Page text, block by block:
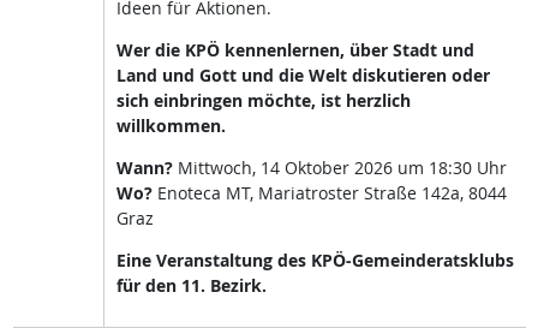
Ideen für Aktionen.
Wer die KPÖ kennenlernen, über Stadt und
Land und Gott und die Welt diskutieren oder
sich einbringen möchte, ist herzlich
willkommen.
Wann? Mittwoch, 14 Oktober 2026 um 18:30 Uhr
Wo? Enoteca MT, Mariatroster Straße 142a, 8044
Graz
Eine Veranstaltung des KPÖ-Gemeinderatsklubs
für den 11. Bezirk.